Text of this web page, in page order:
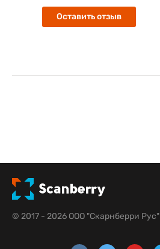
Оставить отзыв
© 2017 - 2026 ООО "Скарнберри Рус"